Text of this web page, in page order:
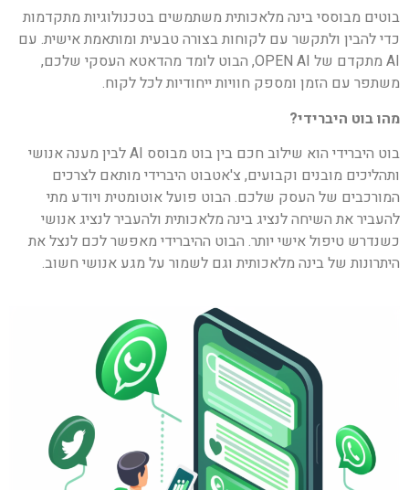
בוטים מבוססי בינה מלאכותית משתמשים בטכנולוגיות מתקדמות
כדי להבין ולתקשר עם לקוחות בצורה טבעית ומותאמת אישית. עם
AI מתקדם של OPEN AI, הבוט לומד מהדאטא העסקי שלכם,
משתפר עם הזמן ומספק חוויות ייחודיות לכל לקוח.
מהו בוט היברידי?
בוט היברידי הוא שילוב חכם בין בוט מבוסס AI לבין מענה אנושי
ותהליכים מובנים וקבועים, צ'אטבוט היברידי מותאם לצרכים
המורכבים של העסק שלכם. הבוט פועל אוטומטית ויודע מתי
להעביר את השיחה לנציג בינה מלאכותית ולהעביר לנציג אנושי
כשנדרש טיפול אישי יותר. הבוט ההיברידי מאפשר לכם לנצל את
היתרונות של בינה מלאכותית וגם לשמור על מגע אנושי חשוב.